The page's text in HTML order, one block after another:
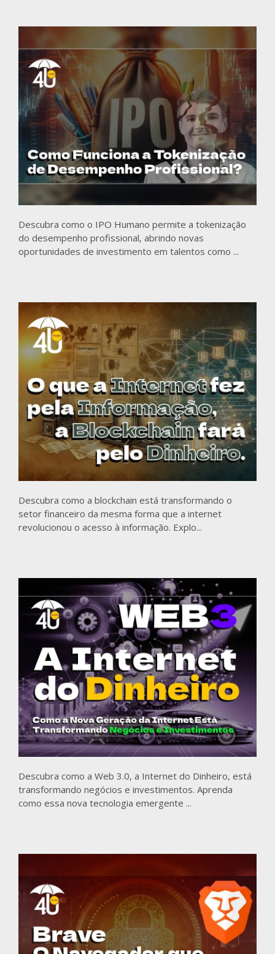
Descubra como o IPO Humano permite a tokenização
do desempenho profissional, abrindo novas
oportunidades de investimento em talentos como ...
Descubra como a blockchain está transformando o
setor financeiro da mesma forma que a internet
revolucionou o acesso à informação. Explo...
Descubra como a Web 3.0, a Internet do Dinheiro, está
transformando negócios e investimentos. Aprenda
como essa nova tecnologia emergente ...